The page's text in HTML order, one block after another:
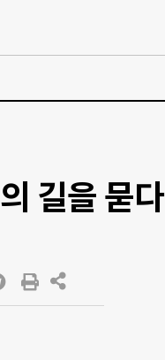
길을 묻다